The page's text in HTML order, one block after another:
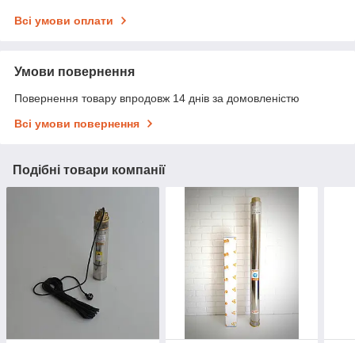
Всі умови оплати
Умови повернення
Повернення товару впродовж 14 днів за домовленістю
Всі умови повернення
Подібні товари компанії